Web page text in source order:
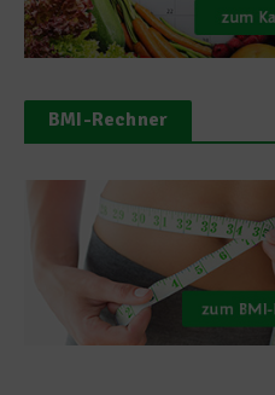
BMI-Rechner